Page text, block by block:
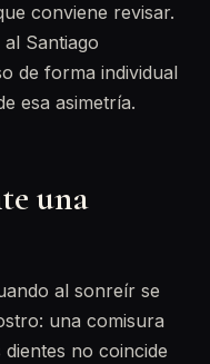
conviene revisar.
Santiago
de forma individual
esa asimetría.
una
al sonreír se
una comisura
no coincide